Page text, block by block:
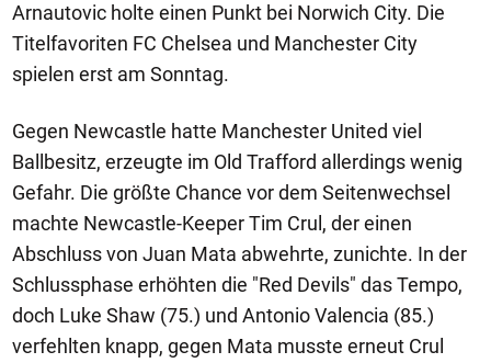
Arnautovic holte einen Punkt bei Norwich City. Die
Titelfavoriten FC Chelsea und Manchester City
spielen erst am Sonntag.
Gegen Newcastle hatte Manchester United viel
Ballbesitz, erzeugte im Old Trafford allerdings wenig
Gefahr. Die größte Chance vor dem Seitenwechsel
machte Newcastle-Keeper Tim Crul, der einen
Abschluss von Juan Mata abwehrte, zunichte. In der
Schlussphase erhöhten die "Red Devils" das Tempo,
doch Luke Shaw (75.) und Antonio Valencia (85.)
verfehlten knapp, gegen Mata musste erneut Crul